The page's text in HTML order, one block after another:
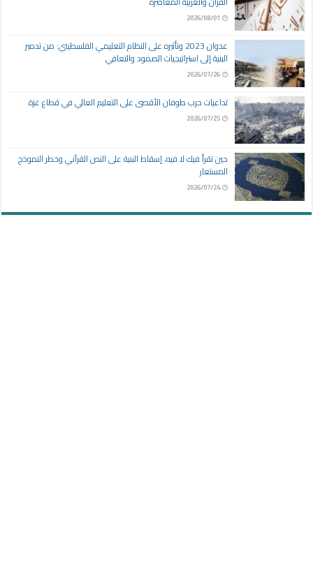
2026/08/01
عدوان 2023 وتأثيره على النظام التعليمي الفلسطيني: من تدمير
البنية إلى استراتيجيات الصمود والتعافي
2026/07/26
تداعيات حرب طوفان الأقصى على التعليم العالي في قطاع غزة
2026/07/25
حين تقرأ فيك لا فيه، إسقاط البنية على النص القرآني وخطر النموذج
المستعار
2026/07/24